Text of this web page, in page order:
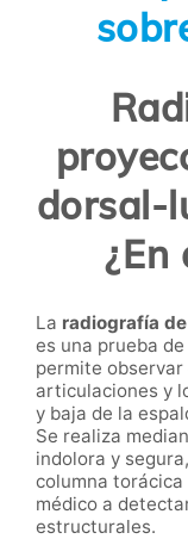
dorsal-
¿En
La radiografía
es una prueba
permite
articulaciones y
y baja de la
Se realiza
indolora y
columna
médico a
estructurales.